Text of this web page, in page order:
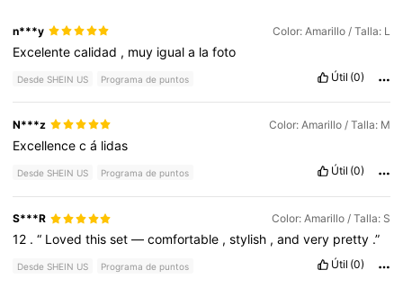
n***y Color: Amarillo / Talla: L
Excelentecalidad , muy iguala lafoto
Desde SHEIN US Programa de puntos Útil (0)
N***z Color: Amarillo / Talla: M
Excellencecá lidas
Desde SHEIN US Programa de puntos Útil (0)
S***R Color: Amarillo / Talla: S
12 .“ Lovedthisset—comfortable ,stylish ,andvery pretty .”
Desde SHEIN US Programa de puntos Útil (0)